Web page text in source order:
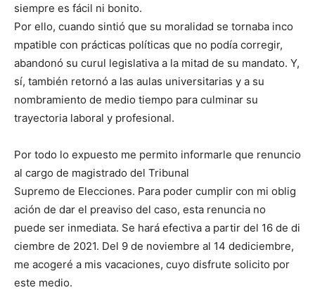
siempre es fácil ni bonito.
Por ello, cuando sintió que su moralidad se tornaba inco
mpatible con prácticas políticas que no podía corregir,
abandonó su curul legislativa a la mitad de su mandato. Y,
sí, también retornó a las aulas universitarias y a su
nombramiento de medio tiempo para culminar su
trayectoria laboral y profesional.
Por todo lo expuesto me permito informarle que renuncio
al cargo de magistrado del Tribunal
Supremo de Elecciones. Para poder cumplir con mi oblig
ación de dar el preaviso del caso, esta renuncia no
puede ser inmediata. Se hará efectiva a partir del 16 de di
ciembre de 2021. Del 9 de noviembre al 14 dediciembre,
me acogeré a mis vacaciones, cuyo disfrute solicito por
este medio.